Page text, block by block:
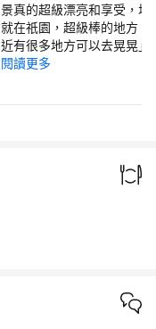
景真的超級漂亮和享受，地
就在祇園，超級棒的地方，
近有很多地方可以去晃晃」
閱讀更多